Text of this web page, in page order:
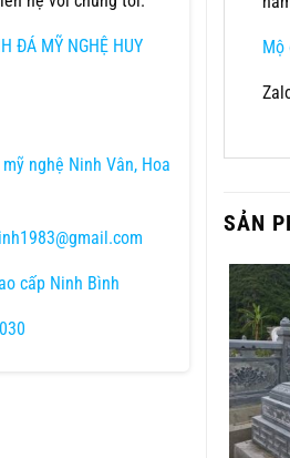
ĐÁ MỸ NGHỆ HUY
nghệ Ninh Vân, Hoa
cấp Ninh Bình
Mộ
SẢN